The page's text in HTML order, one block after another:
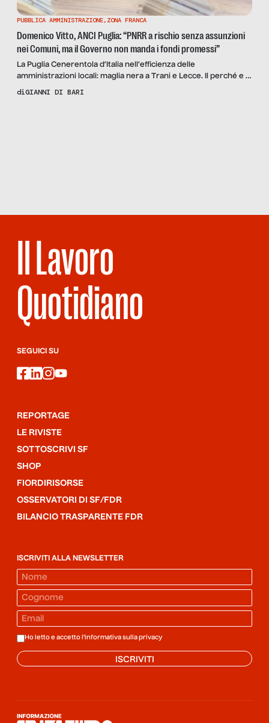
PUBBLICA AMMINISTRAZIONE, ZONA FRANCA
Domenico Vitto, ANCI Puglia: “PNRR a rischio senza assunzioni
nei Comuni, ma il Governo non manda i fondi promessi”
La Puglia Cenerentola d’Italia nell’efficienza delle
amministrazioni locali: maglia nera a Trani e Lecce. Il perché e le
soluzioni con il presidente ANCI Puglia Domenico Vitto e il
diGIANNI DI BARI
Il Lavoro
Quotidiano
SEGUICI SU
facebook
linkedin
instagram
youtube
REPORTAGE
LE RIVISTE
SOTTOSCRIVI SF
SHOP
FIORDIRISORSE
OSSERVATORI DI SF/FDR
BILANCIO TRASPARENTE FDR
ISCRIVITI ALLA NEWSLETTER
Ho letto e accetto l'informativa sulla privacy
ISCRIVITI